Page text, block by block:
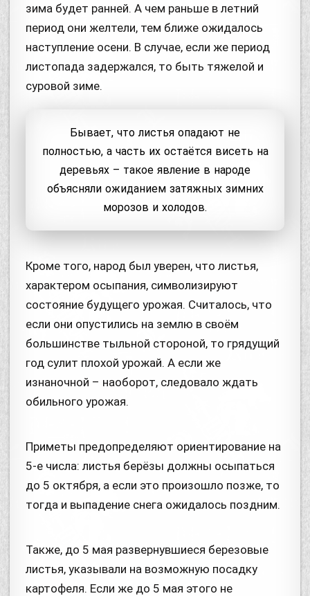
зима будет ранней. А чем раньше в летний
период они желтели, тем ближе ожидалось
наступление осени. В случае, если же период
листопада задержался, то быть тяжелой и
суровой зиме.
Бывает, что листья опадают не
полностью, а часть их остаётся висеть на
деревьях – такое явление в народе
объясняли ожиданием затяжных зимних
морозов и холодов.
Кроме того, народ был уверен, что листья,
характером осыпания, символизируют
состояние будущего урожая. Считалось, что
если они опустились на землю в своём
большинстве тыльной стороной, то грядущий
год сулит плохой урожай. А если же
изнаночной – наоборот, следовало ждать
обильного урожая.
Приметы предопределяют ориентирование на
5-е числа: листья берёзы должны осыпаться
до 5 октября, а если это произошло позже, то
тогда и выпадение снега ожидалось поздним.
Также, до 5 мая развернувшиеся березовые
листья, указывали на возможную посадку
картофеля. Если же до 5 мая этого не